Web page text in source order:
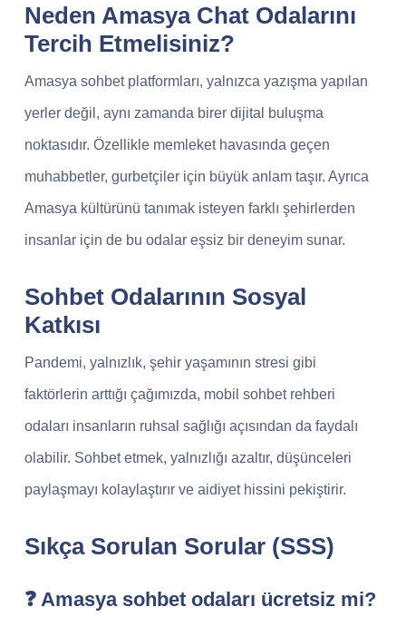
Neden Amasya Chat Odalarını
Tercih Etmelisiniz?
Amasya sohbet platformları, yalnızca yazışma yapılan
yerler değil, aynı zamanda birer dijital buluşma
noktasıdır. Özellikle memleket havasında geçen
muhabbetler, gurbetçiler için büyük anlam taşır. Ayrıca
Amasya kültürünü tanımak isteyen farklı şehirlerden
insanlar için de bu odalar eşsiz bir deneyim sunar.
Sohbet Odalarının Sosyal
Katkısı
Pandemi, yalnızlık, şehir yaşamının stresi gibi
faktörlerin arttığı çağımızda, mobil sohbet rehberi
odaları insanların ruhsal sağlığı açısından da faydalı
olabilir. Sohbet etmek, yalnızlığı azaltır, düşünceleri
paylaşmayı kolaylaştırır ve aidiyet hissini pekiştirir.
Sıkça Sorulan Sorular (SSS)
❓ Amasya sohbet odaları ücretsiz mi?